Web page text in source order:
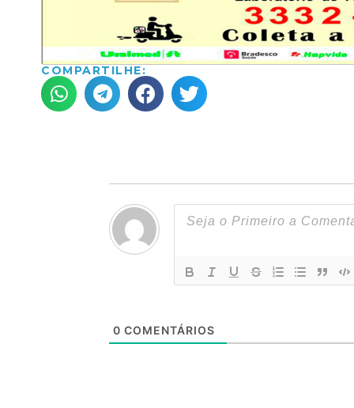
COMPARTILHE:
0 COMENTÁRIOS